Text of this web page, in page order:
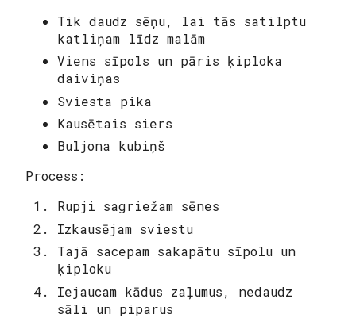
Tik daudz sēņu, lai tās satilptu
katliņam līdz malām
Viens sīpols un pāris ķiploka
daiviņas
Sviesta pika
Kausētais siers
Buljona kubiņš
Process:
Rupji sagriežam sēnes
Izkausējam sviestu
Tajā sacepam sakapātu sīpolu un
ķiploku
Iejaucam kādus zaļumus, nedaudz
sāli un piparus